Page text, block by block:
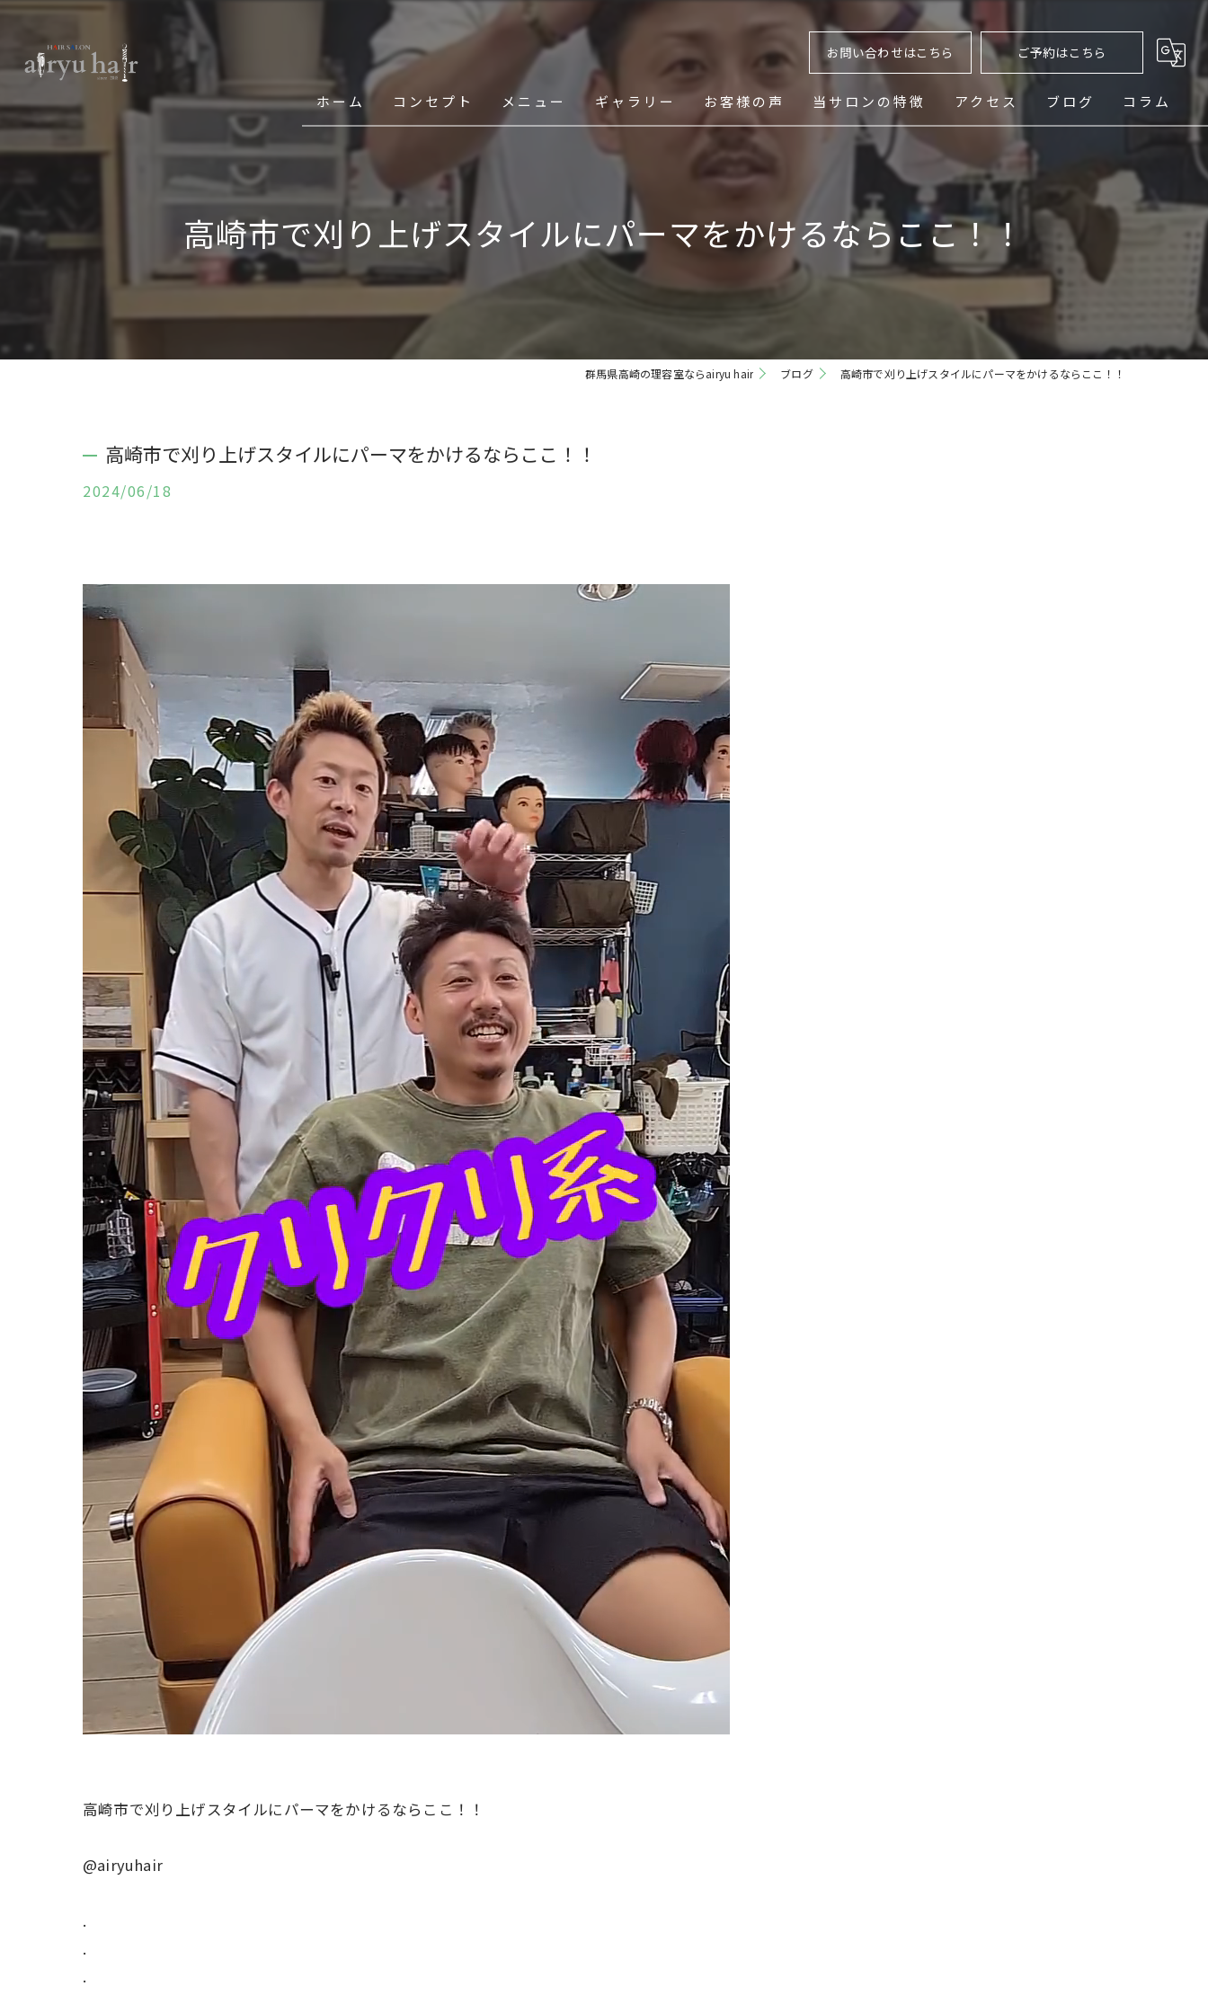
お問い合わせはこちら ご予約はこちら
ホーム コンセプト メニュー ギャラリー お客様の声 当サロンの特徴
シェービング
メンズ
アクセス ブログ コラム
高崎市で刈り上げスタイルにパーマをかけるならここ！！
群馬県高崎の理容室ならairyu hair ブログ 高崎市で刈り上げスタイルにパーマをかけるならここ！！
高崎市で刈り上げスタイルにパーマをかけるならここ！！
2024/06/18
高崎市で刈り上げスタイルにパーマをかけるならここ！！
@airyuhair
.
.
.